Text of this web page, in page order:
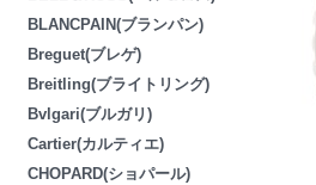
BLANCPAIN(ブランパン)
Breguet(ブレゲ)
Breitling(ブライトリング)
Bvlgari(ブルガリ)
Cartier(カルティエ)
CHOPARD(ショパール)